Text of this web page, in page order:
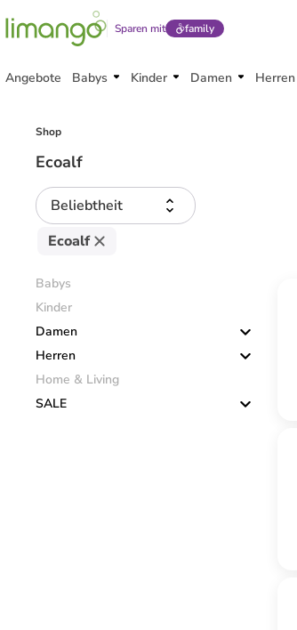
Sparen mit family
Angebote Babys Kinder Damen Herren
Shop
Ecoalf
Beliebtheit
Ecoalf
Babys
Kinder
Damen
Herren
Home & Living
SALE